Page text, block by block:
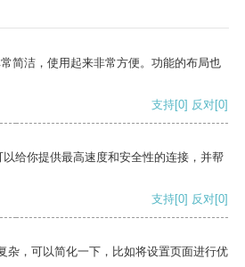
简洁，使用起来非常方便。功能的布局也
支持[0] 反对[0]
给你提供最高速度和安全性的连接，并帮
支持[0] 反对[0]
杂，可以简化一下，比如将设置页面进行优